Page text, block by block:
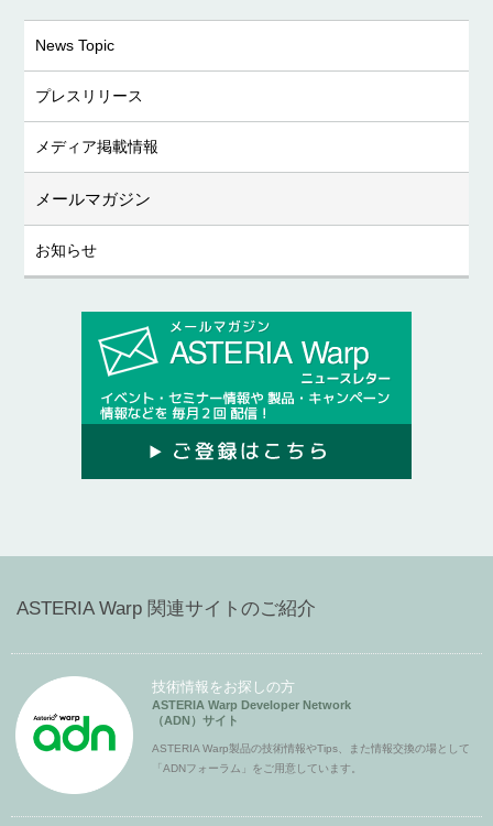
News Topic
プレスリリース
メディア掲載情報
メールマガジン
お知らせ
ASTERIA Warp 関連サイトのご紹介
技術情報をお探しの方
ASTERIA Warp Developer Network
（ADN）サイト
ASTERIA Warp製品の技術情報やTips、また情報交換の場として
「ADNフォーラム」をご用意しています。